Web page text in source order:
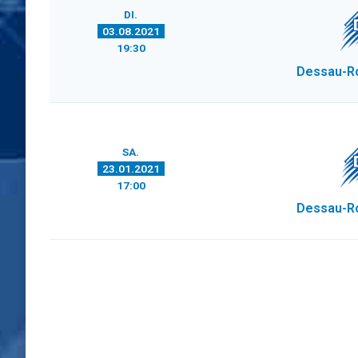
DI.
03.08.2021
19:30
Dessau-
SA.
23.01.2021
17:00
Dessau-